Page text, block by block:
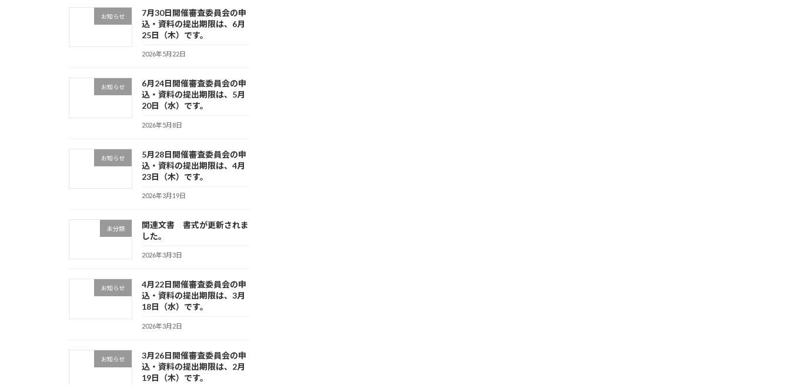
お知らせ
7月30日開催審査委員会の申
込・資料の提出期限は、6月
25日（木）です。
2026年5月22日
お知らせ
6月24日開催審査委員会の申
込・資料の提出期限は、5月
20日（水）です。
2026年5月8日
お知らせ
5月28日開催審査委員会の申
込・資料の提出期限は、4月
23日（木）です。
2026年3月19日
未分類
関連文書 書式が更新されま
した。
2026年3月3日
お知らせ
4月22日開催審査委員会の申
込・資料の提出期限は、3月
18日（水）です。
2026年3月2日
お知らせ
3月26日開催審査委員会の申
込・資料の提出期限は、2月
19日（木）です。